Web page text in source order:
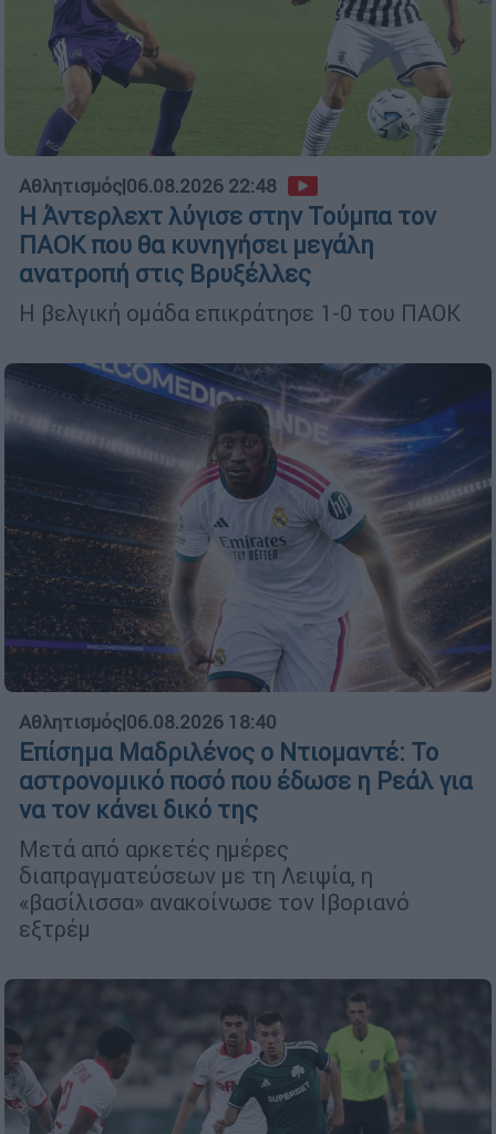
Αθλητισμός|06.08.2026 22:48
Η Άντερλεχτ λύγισε στην Τούμπα τον
ΠΑΟΚ που θα κυνηγήσει μεγάλη
ανατροπή στις Βρυξέλλες
Η βελγική ομάδα επικράτησε 1-0 του ΠΑΟΚ
Αθλητισμός|06.08.2026 18:40
Επίσημα Μαδριλένος ο Ντιομαντέ: Το
αστρονομικό ποσό που έδωσε η Ρεάλ για
να τον κάνει δικό της
Μετά από αρκετές ημέρες
διαπραγματεύσεων με τη Λειψία, η
«βασίλισσα» ανακοίνωσε τον Ιβοριανό
εξτρέμ